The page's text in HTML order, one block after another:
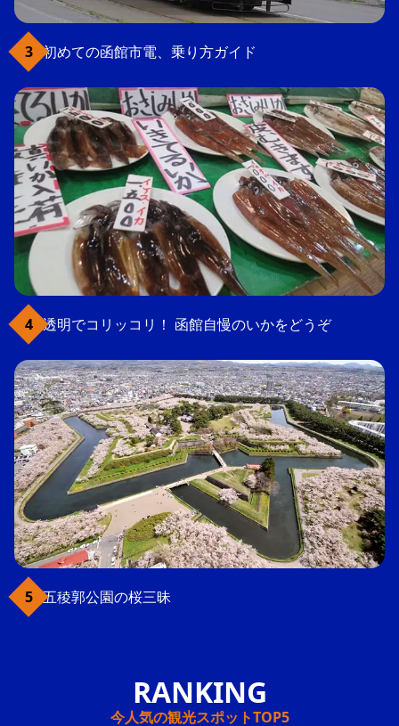
初めての函館市電、乗り方ガイド
透明でコリッコリ！ 函館自慢のいかをどうぞ
五稜郭公園の桜三昧
今人気の観光スポットTOP5